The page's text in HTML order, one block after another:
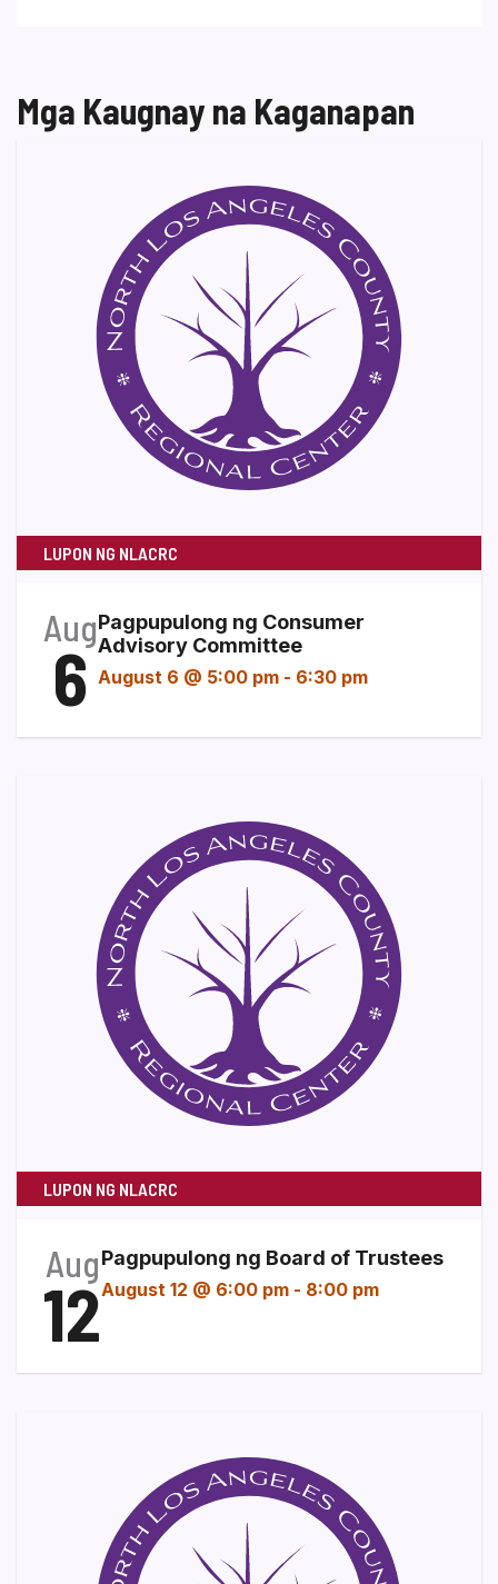
Mga Kaugnay na Kaganapan
LUPON NG NLACRC
Aug
6
Pagpupulong ng Consumer
Advisory Committee
August 6 @ 5:00 pm - 6:30 pm
LUPON NG NLACRC
Aug
12
Pagpupulong ng Board of Trustees
August 12 @ 6:00 pm - 8:00 pm